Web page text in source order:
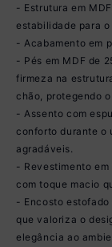
- Estrutura em
estabilidade para o
- Acabamento em
- Pés em MDF de
firmeza na
chão, protegendo
- Assento com
conforto durante o
agradáveis.
- Revestimento
com toque macio
- Encosto
que valoriza o
elegância ao